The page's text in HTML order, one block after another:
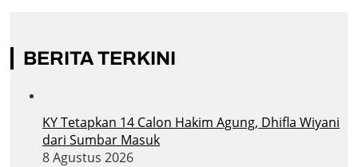
BERITA TERKINI
KY Tetapkan 14 Calon Hakim Agung, Dhifla Wiyani
dari Sumbar Masuk
8 Agustus 2026